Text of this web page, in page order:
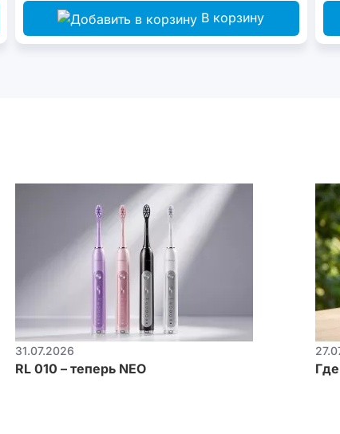
В корзину
31.07.2026
RL 010 – теперь NEO